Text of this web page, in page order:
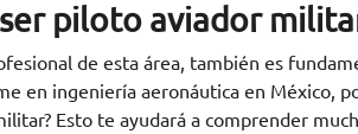
piloto aviador
de esta área, también es
en ingeniería aeronáutica en México,
Esto te ayudará a comprender